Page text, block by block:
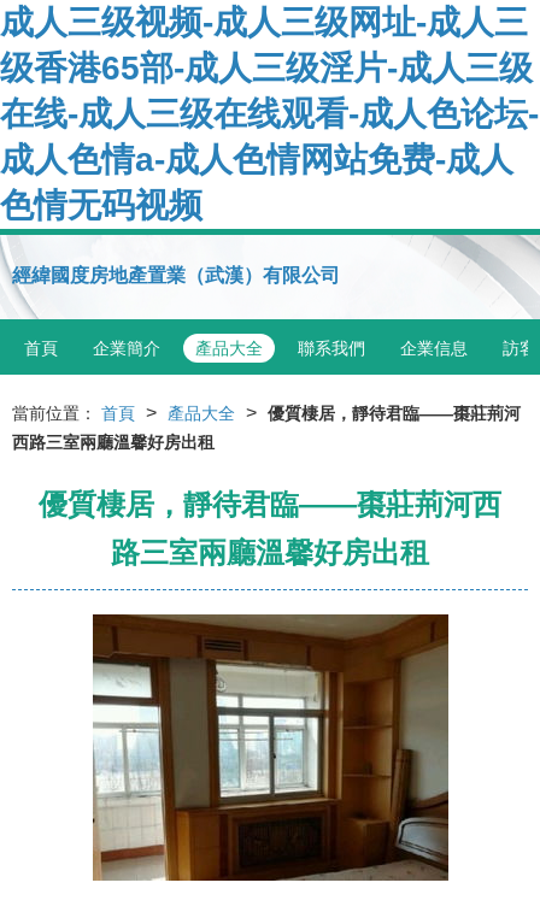
成人三级视频-成人三级网址-成人三
级香港65部-成人三级淫片-成人三级
在线-成人三级在线观看-成人色论坛-
成人色情a-成人色情网站免费-成人
色情无码视频
經緯國度房地產置業（武漢）有限公司
首頁 企業簡介 產品大全 聯系我們 企業信息 訪客
當前位置： 首頁 > 產品大全 > 優質棲居，靜待君臨——棗莊荊河
西路三室兩廳溫馨好房出租
優質棲居，靜待君臨——棗莊荊河西
路三室兩廳溫馨好房出租